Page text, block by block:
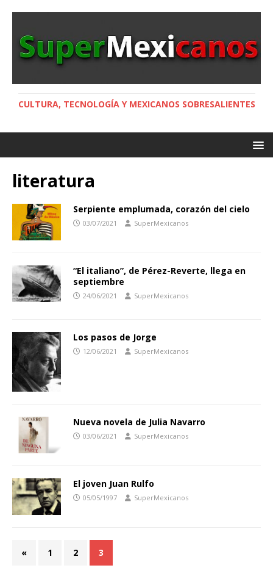
CULTURA, TECNOLOGÍA Y MEXICANOS SOBRESALIENTES
literatura
Serpiente emplumada, corazón del cielo
03/07/2021 SuperMexicanos
“El italiano”, de Pérez-Reverte, llega en
septiembre
24/06/2021 SuperMexicanos
Los pasos de Jorge
12/06/2021 SuperMexicanos
Nueva novela de Julia Navarro
03/06/2021 SuperMexicanos
El joven Juan Rulfo
05/05/1997 SuperMexicanos
« 1 2 3